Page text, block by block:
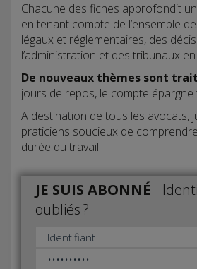
Chacune des fiches approfondit
en tenant compte de l’ensemble
légaux et réglementaires, des
l’administration et des tribunaux
De nouveaux thèmes sont
jours de repos, le compte
A destination de tous les avocats,
praticiens soucieux de
durée du travail.
JE SUIS ABONNÉ -
oubliés ?